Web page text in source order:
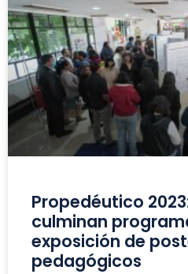
Propedéutico
culminan
exposición de
pedagógicos